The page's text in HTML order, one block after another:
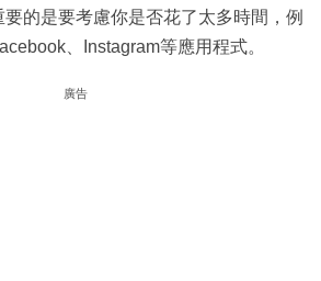
的是要考慮你是否花了太多時間，例
、Instagram等應用程式。
廣告